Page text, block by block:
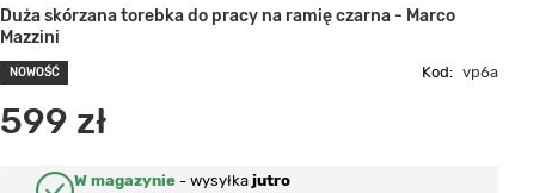
Duża skórzana torebka do pracy na ramię czarna - Marco
Mazzini
NOWOŚĆ Kod: vp6a
599 zł
W magazynie -wysyłkajutro